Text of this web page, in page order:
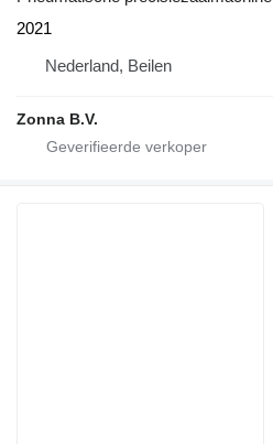
2021
Nederland, Beilen
Zonna B.V.